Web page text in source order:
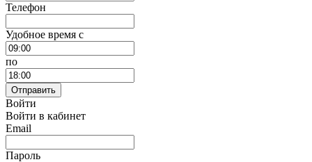
Телефон
Удобное время c
по
Отправить
Войти
Войти в кабинет
Email
Пароль